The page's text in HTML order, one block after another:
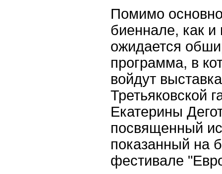
Помимо
биеннале, как
ожидается
программа, в
войдут
Третьяковской
Екатерины
посвященный
показанный на
фестивале